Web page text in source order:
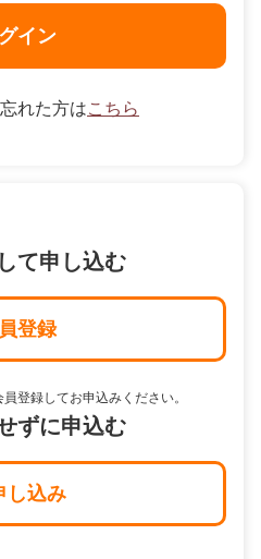
イン
れた方はこちら
て申し込む
登録
登録してお申込みください。
ずに申込む
し込み